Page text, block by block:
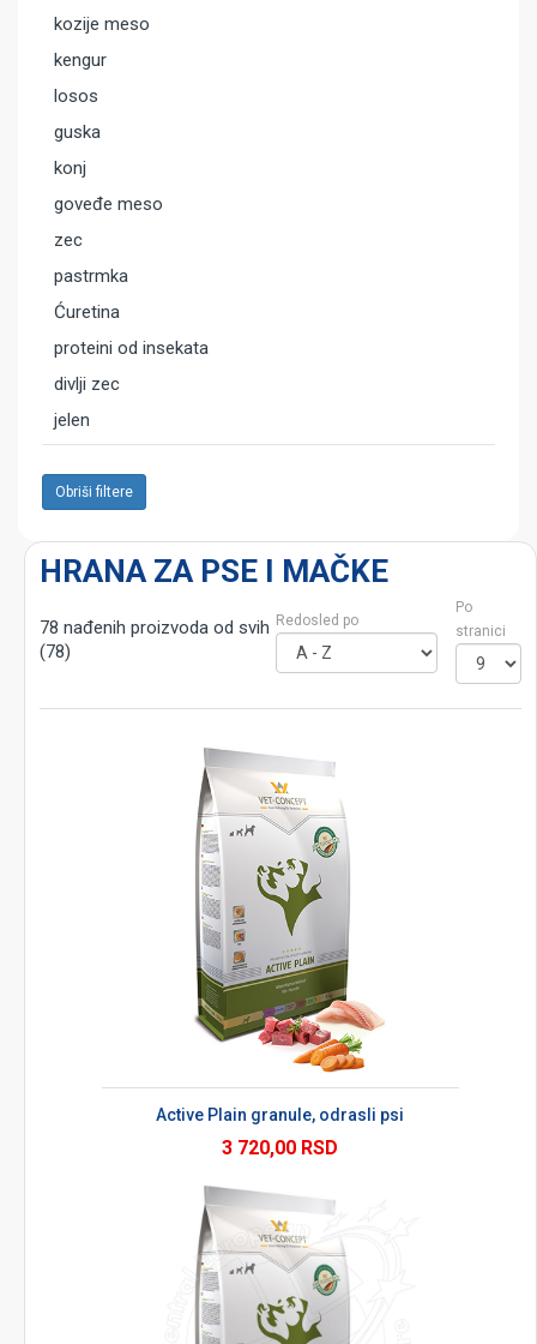
kozije meso
kengur
losos
guska
konj
goveđe meso
zec
pastrmka
Ćuretina
proteini od insekata
divlji zec
jelen
Obriši filtere
HRANA ZA PSE I MAČKE
78 nađenih proizvoda od svih
(78)
Redosled po
Po
stranici
Active Plain granule, odrasli psi
3 720,00 RSD